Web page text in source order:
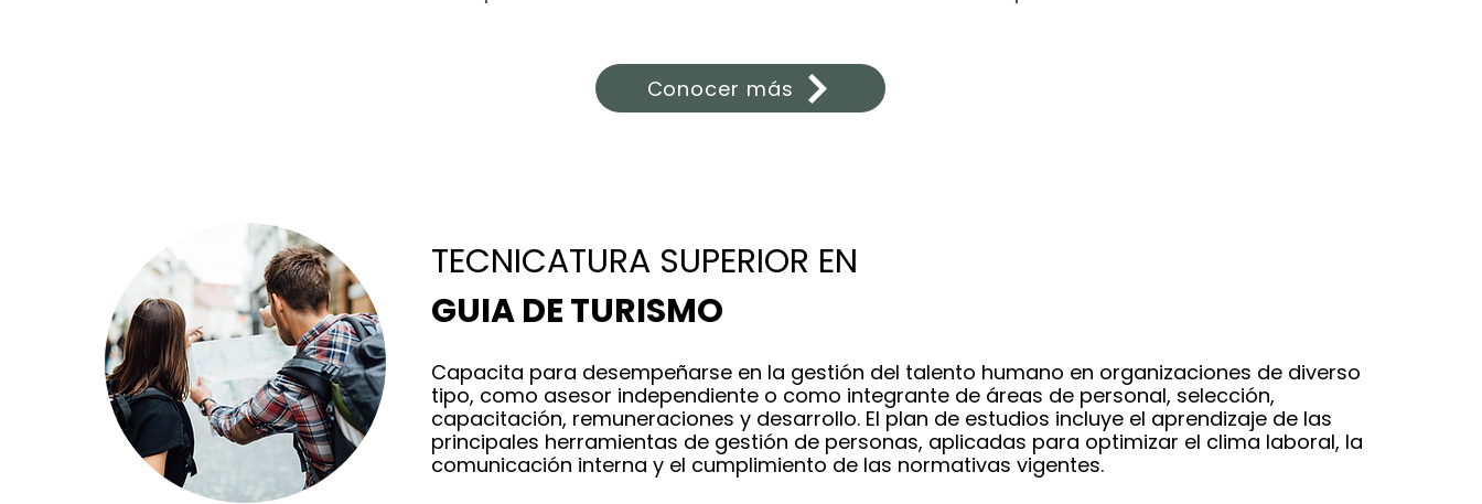
Conocer más
TECNICATURA SUPERIOR EN
GUIA DE TURISMO
Capacita para desempeñarse en la gestión del talento humano en organizaciones de diverso
tipo, como asesor independiente o como integrante de áreas de personal, selección,
capacitación, remuneraciones y desarrollo. El plan de estudios incluye el aprendizaje de las
principales herramientas de gestión de personas, aplicadas para optimizar el clima laboral, la
comunicación interna y el cumplimiento de las normativas vigentes.